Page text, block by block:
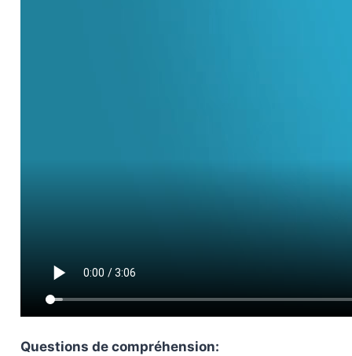
Questions de compréhension: